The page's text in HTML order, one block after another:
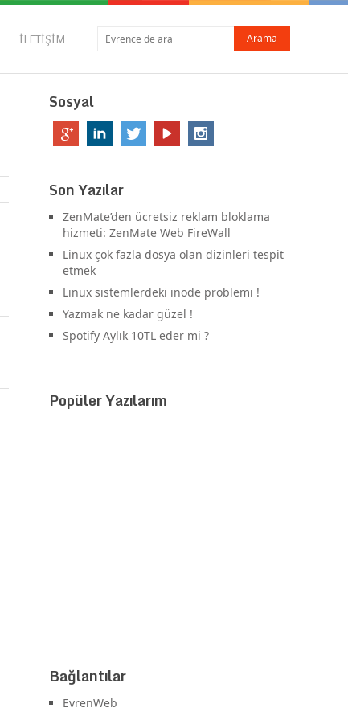
İLETIŞIM
Sosyal
Son Yazılar
ZenMate’den ücretsiz reklam bloklama
hizmeti: ZenMate Web FireWall
Linux çok fazla dosya olan dizinleri tespit
etmek
Linux sistemlerdeki inode problemi !
Yazmak ne kadar güzel !
Spotify Aylık 10TL eder mi ?
Popüler Yazılarım
Bağlantılar
EvrenWeb